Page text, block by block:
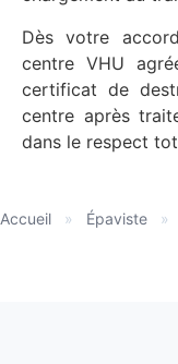
Dès votre
centre VHU
certificat de
centre après
dans le respect
Accueil » Épaviste »